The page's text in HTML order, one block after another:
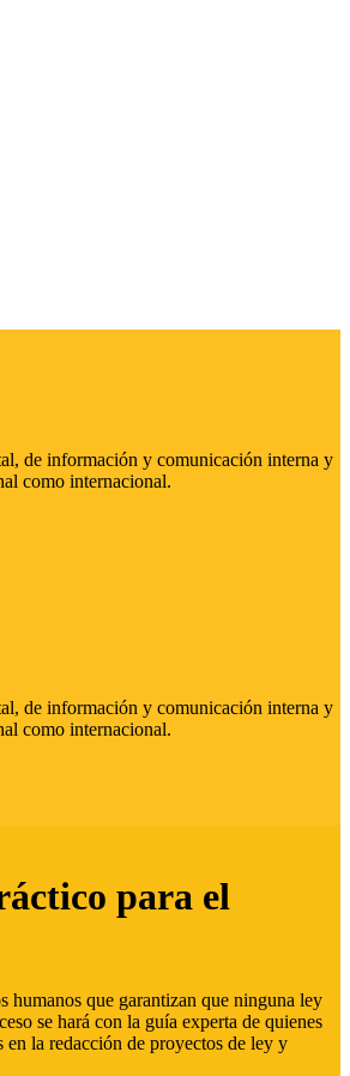
de información y comunicación interna y
como internacional.
de información y comunicación interna y
como internacional.
para el
humanos que garantizan que ninguna ley
se hará con la guía experta de quienes
en la redacción de proyectos de ley y